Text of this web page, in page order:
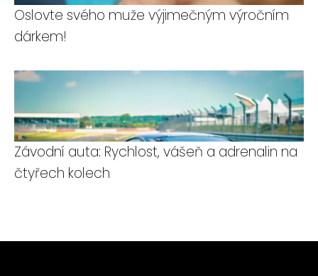
Oslovte svého muže výjimečným výročním
dárkem!
Závodní auta: Rychlost, vášeň a adrenalin na
čtyřech kolech